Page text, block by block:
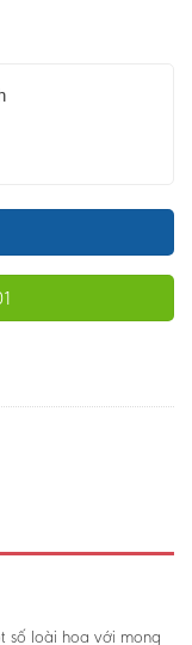
số loài hoa với mong